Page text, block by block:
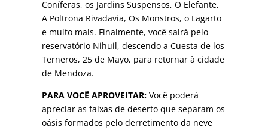
Coníferas, os Jardins Suspensos, O Elefante,
A Poltrona Rivadavia, Os Monstros, o Lagarto
e muito mais. Finalmente, você sairá pelo
reservatório Nihuil, descendo a Cuesta de los
Terneros, 25 de Mayo, para retornar à cidade
de Mendoza.
PARA VOCÊ APROVEITAR:Você poderá
apreciar as faixas de deserto que separam os
oásis formados pelo derretimento da neve